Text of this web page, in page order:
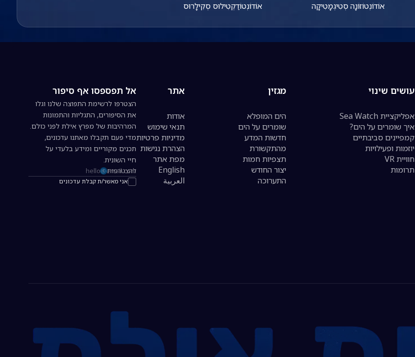
אוֹדוֹנְטוֹזוֹנָה סְטִיגְמָטִיקָה
אוֹדוֹנְטוֹדַקְטִילוּס סְקִילָרוּס
עושים שינוי
אפליקציית Sea Watch
איך שומרים על הים?
קמפיינים סביבתיים
יוזמות ופעילויות
חוויית VR
תרומות
מגזין
הים המופלא
שומרים על הים
חדשות המדע
מהתקשורת
תצפיות חמות
יצור החודש
התערוכה
אתר
אודות
תנאי שימוש
מדיניות פרטיות
הצהרת נגישות
מפת אתר
English
العربية
אל תפספסו אף סיפור
הצטרפו לרשימת התפוצה שלנו וגלו
את הסיפורים, התגליות והתמונות
המרהיבות של מפרץ אילת לפני כולם.
מדי פעם תקבלו מאתנו עדכונים,
תכנים מקוריים ומידע בלעדי על
חיי השונית.
כתובת אימייל להרשמה לניוזלטר
אני מאשר/ת קבלת עדכונים
להצטרפות